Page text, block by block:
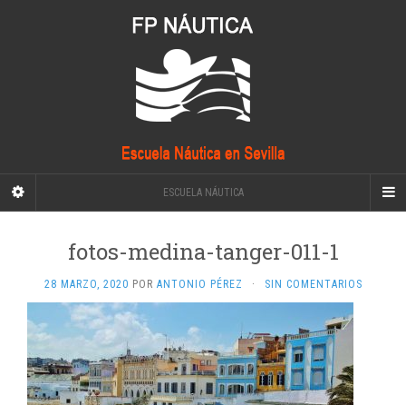
ESCUELA NÁUTICA
fotos-medina-tanger-011-1
28 MARZO, 2020 POR ANTONIO PÉREZ · SIN COMENTARIOS